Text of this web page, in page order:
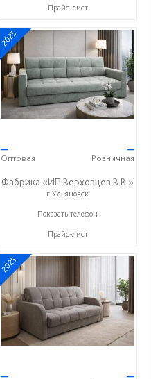
Прайс-лист
2025
—
Оптовая
—
Розничная
Фабрика «ИП Верховцев В.В.»
г.Ульяновск
8-987-637-27-82
Показать телефон
Прайс-лист
2025
— —